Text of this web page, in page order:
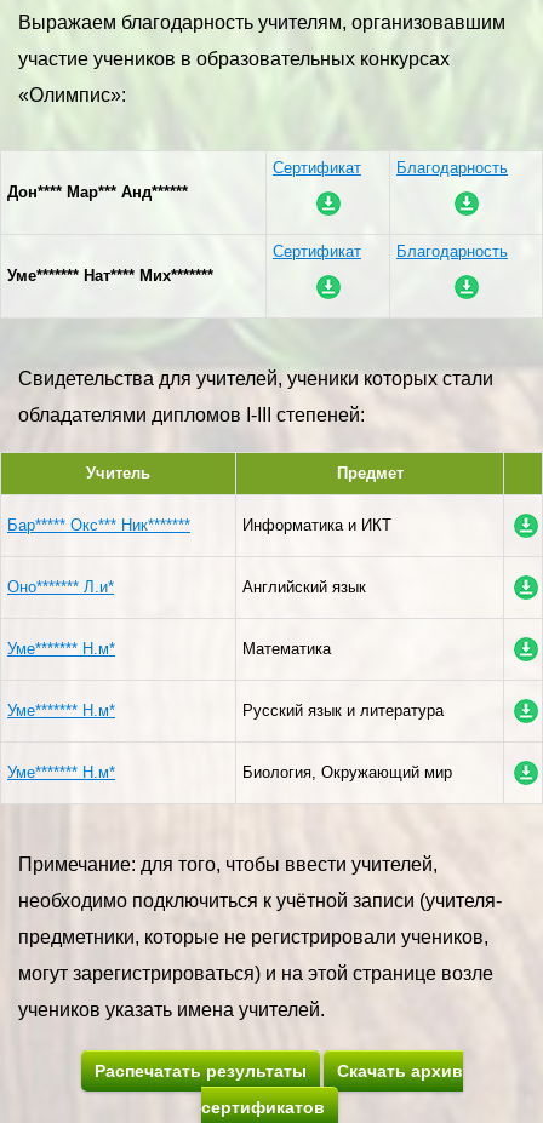
Выражаем благодарность учителям, организовавшим
участие учеников в образовательных конкурсах
«Олимпис»:
Дон**** Мар*** Анд******
Сертификат Благодарность
Уме******* Нат**** Мих*******
Сертификат Благодарность
Свидетельства для учителей, ученики которых стали
обладателями дипломов I-III степеней:
Учитель Предмет
Бар***** Окс*** Ник******* Информатика и ИКТ
Оно******* Л.и* Английский язык
Уме******* Н.м* Математика
Уме******* Н.м* Русский язык и литература
Уме******* Н.м* Биология, Окружающий мир
Примечание: для того, чтобы ввести учителей,
необходимо подключиться к учётной записи (учителя-
предметники, которые не регистрировали учеников,
могут зарегистрироваться) и на этой странице возле
учеников указать имена учителей.
Распечатать результаты
Скачать архив
сертификатов